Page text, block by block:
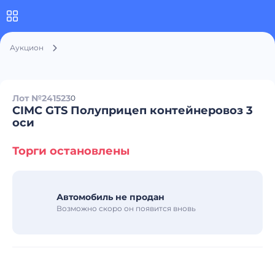
Аукцион
Лот №2415230
CIMC GTS Полуприцеп контейнеровоз 3
оси
Торги остановлены
Автомобиль не продан
Возможно скоро он появится вновь